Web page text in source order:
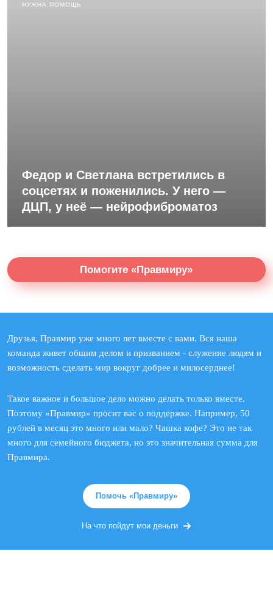
НУЖНА ПОМОЩЬ
Федор и Светлана встретились в
соцсетях и поженились. У него —
ДЦП, у неё — нейрофиброматоз
Помогите «Правмиру»
Друзья, Правмир уже много лет вместе с вами. Вся наша
команда живет общим делом и призванием - служение людям и
возможность сделать мир вокруг добрее и милосерднее!
Такое важное и большое дело можно делать только вместе.
Поэтому «Правмир» просит вас о поддержке. Например, 50
рублей в месяц это много или мало? Чашка кофе? Это не так
много для семейного бюджета, но это значительная сумма для
Правмира.
Помочь «Правмиру»
На что пойдут мои деньги